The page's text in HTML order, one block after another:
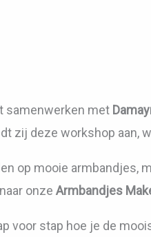
samenwerken met
zij deze workshop aan,
op mooie armbandjes,
onze Armbandjes
voor stap hoe je de